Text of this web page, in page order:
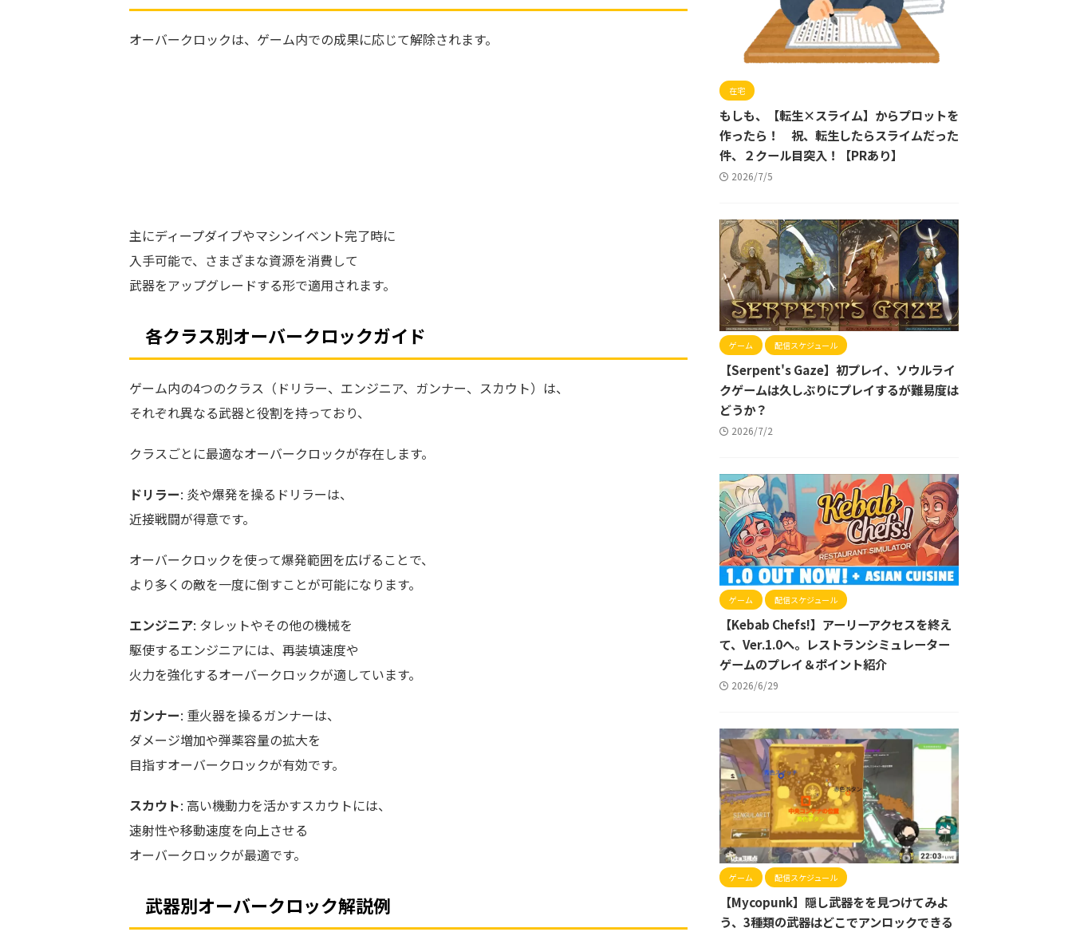
オーバークロックは、ゲーム内での成果に応じて解除されます。
主にディープダイブやマシンイベント完了時に
入手可能で、さまざまな資源を消費して
武器をアップグレードする形で適用されます。
各クラス別オーバークロックガイド
ゲーム内の4つのクラス（ドリラー、エンジニア、ガンナー、スカウト）は、
それぞれ異なる武器と役割を持っており、
クラスごとに最適なオーバークロックが存在します。
ドリラー: 炎や爆発を操るドリラーは、
近接戦闘が得意です。
オーバークロックを使って爆発範囲を広げることで、
より多くの敵を一度に倒すことが可能になります。
エンジニア: タレットやその他の機械を
駆使するエンジニアには、再装填速度や
火力を強化するオーバークロックが適しています。
ガンナー: 重火器を操るガンナーは、
ダメージ増加や弾薬容量の拡大を
目指すオーバークロックが有効です。
スカウト: 高い機動力を活かすスカウトには、
速射性や移動速度を向上させる
オーバークロックが最適です。
武器別オーバークロック解説例
在宅
もしも、【転生×スライム】からプロットを
作ったら！ 祝、転生したらスライムだった
件、２クール目突入！【PRあり】
2026/7/5
ゲーム 配信スケジュール
【Serpent's Gaze】初プレイ、ソウルライ
クゲームは久しぶりにプレイするが難易度は
どうか？
2026/7/2
ゲーム 配信スケジュール
【Kebab Chefs!】アーリーアクセスを終え
て、Ver.1.0へ。レストランシミュレーター
ゲームのプレイ＆ポイント紹介
2026/6/29
ゲーム 配信スケジュール
【Mycopunk】隠し武器をを見つけてみよ
う、3種類の武器はどこでアンロックできる